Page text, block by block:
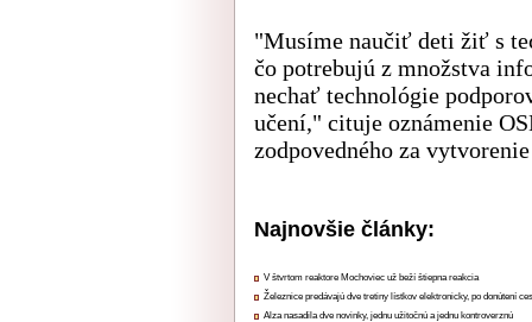
"Musíme naučiť deti žiť s
čo potrebujú z množstva
nechať technológie
učení," cituje oznámenie
zodpovedného za
Najnovšie články:
V štvrtom reaktore Mochoviec už beží štiepna reakcia
Železnice predávajú dve tretiny lístkov elektronicky, po donútení
Alza nasadila dve novinky, jednu užitočnú a jednu kontroverznú